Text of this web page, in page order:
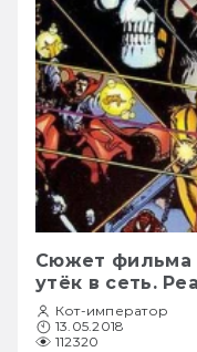
Сюжет фильма
утёк в сеть.
Кот-император
13.05.2018
112320